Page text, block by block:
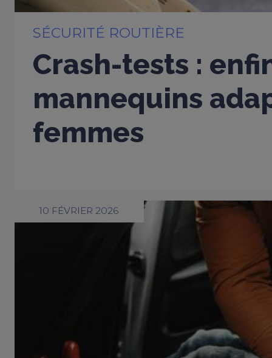
SÉCURITÉ ROUTIÈRE
Crash-tests :
mannequins
femmes
10 FÉVRIER 2026